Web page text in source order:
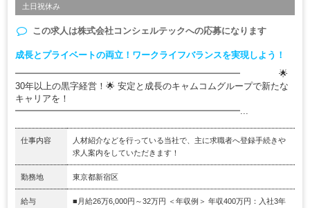
土日祝休み
この求人は株式会社コンシェルテックへの応募になります
成長とプライベートの両立！ワークライフバランスを実現しよう！
━━━━━━━━━━━━━━━━━━━━━━━━━ 🌟
30年以上の黒字経営！🌟 安定と成長のキャムコムグループで新たな
キャリアを！
━━━━━━━━━━━━━━━━━━━━━━━━━...
仕事内容
人材紹介などを行っている当社で、主に求職者へ登録手続きや
求人案内をしていただきます！
勤務地 東京都新宿区
給与
■月給26万6,000円～32万円 ＜年収例＞ 年収400万円：入社3年